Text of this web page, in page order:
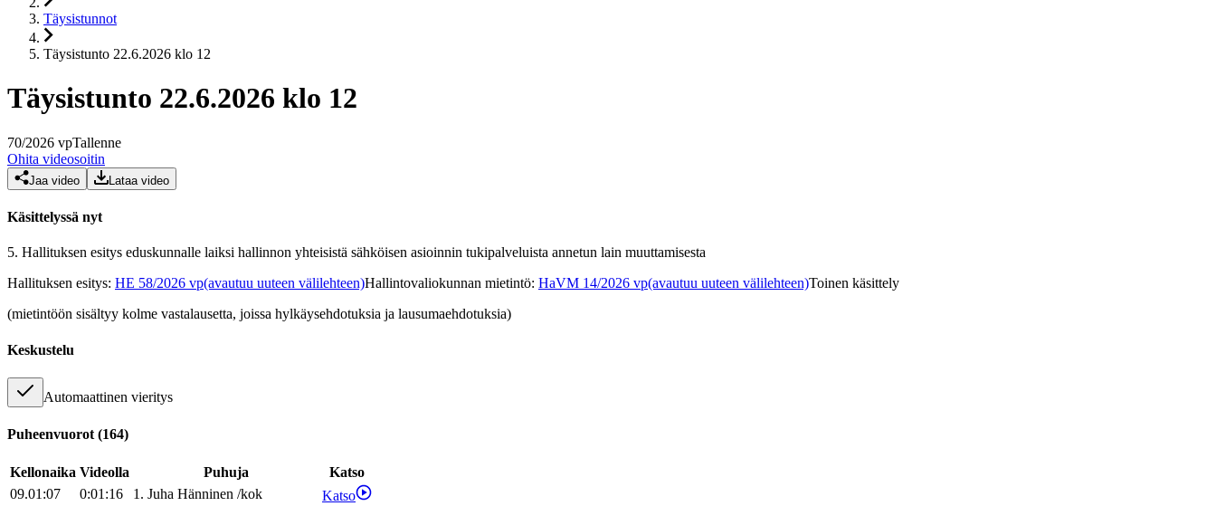
Täysistunnot
Täysistunto 22.6.2026 klo 12
Täysistunto 22.6.2026 klo 12
70/2026 vpTallenne
Ohita videosoitin
Jaa video Lataa video
Käsittelyssä nyt
5. Hallituksen esitys eduskunnalle laiksi hallinnon yhteisistä sähköisen asioinnin tukipalveluista annetun lain muuttamisesta
Hallituksen esitys: HE 58/2026 vp(avautuu uuteen välilehteen)Hallintovaliokunnan mietintö: HaVM 14/2026 vp(avautuu uuteen välilehteen)Toinen käsittely
(mietintöön sisältyy kolme vastalausetta, joissa hylkäysehdotuksia ja lausumaehdotuksia)
Keskustelu
Automaattinen vieritys
Puheenvuorot (164)
Kellonaika Videolla Puhuja
Katso
09.01:07
0:01:16 1. Juha Hänninen /kok
Katso